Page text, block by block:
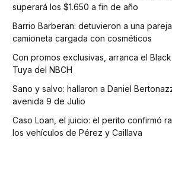
superará los $1.650 a fin de año
Barrio Barberan: detuvieron a una
camioneta cargada con cosméticos
Con promos exclusivas, arranca el
Tuya del NBCH
Sano y salvo: hallaron a Daniel
avenida 9 de Julio
Caso Loan, el juicio: el perito confirmó
los vehículos de Pérez y Caillava